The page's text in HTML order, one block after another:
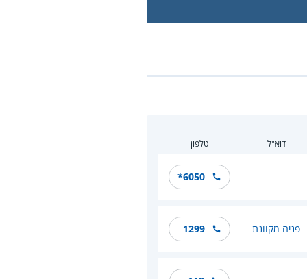
דוא"ל טלפון
*6050
פניה מקוונת 1299